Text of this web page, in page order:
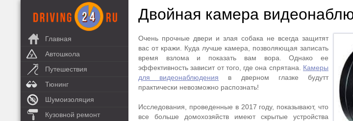
Главная
Автошкола
Путешествия
Тюнинг
Шумоизоляция
Кузовной ремонт
Двойная камера
Очень прочные двери и злая собака не всегда защитят
вас от кражи. Куда лучше камера, позволяющая записать
время взлома и показать вам вора. Однако ее
эффективность зависит от того, где она спрятана. Камеры
для видеонаблюдения в дверном глазке будутт
практически невозможно распознать!
Исследования, проведенные в 2017 году, показывают, что
все больше домохозяйств имеют скрытые устройства